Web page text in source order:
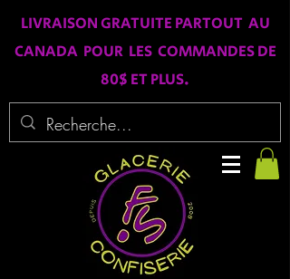
LIVRAISON GRATUITE PARTOUT AU
CANADA POUR LES COMMANDES DE
80$ ET PLUS.